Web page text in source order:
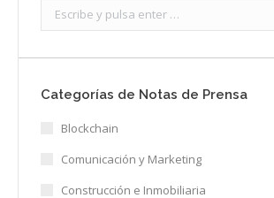
Categorías de Notas de Prensa
Blockchain
Comunicación y Marketing
Construcción e Inmobiliaria